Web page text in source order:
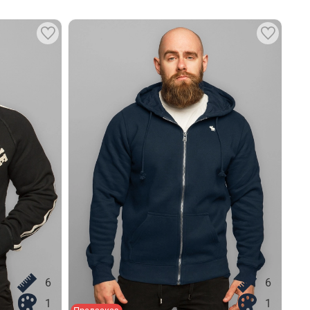
6
1
6
1